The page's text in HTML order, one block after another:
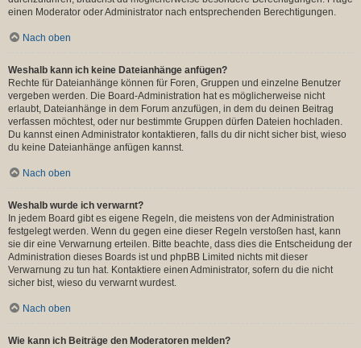
einen Moderator oder Administrator nach entsprechenden Berechtigungen.
Nach oben
Weshalb kann ich keine Dateianhänge anfügen?
Rechte für Dateianhänge können für Foren, Gruppen und einzelne Benutzer
vergeben werden. Die Board-Administration hat es möglicherweise nicht
erlaubt, Dateianhänge in dem Forum anzufügen, in dem du deinen Beitrag
verfassen möchtest, oder nur bestimmte Gruppen dürfen Dateien hochladen.
Du kannst einen Administrator kontaktieren, falls du dir nicht sicher bist, wieso
du keine Dateianhänge anfügen kannst.
Nach oben
Weshalb wurde ich verwarnt?
In jedem Board gibt es eigene Regeln, die meistens von der Administration
festgelegt werden. Wenn du gegen eine dieser Regeln verstoßen hast, kann
sie dir eine Verwarnung erteilen. Bitte beachte, dass dies die Entscheidung der
Administration dieses Boards ist und phpBB Limited nichts mit dieser
Verwarnung zu tun hat. Kontaktiere einen Administrator, sofern du die nicht
sicher bist, wieso du verwarnt wurdest.
Nach oben
Wie kann ich Beiträge den Moderatoren melden?